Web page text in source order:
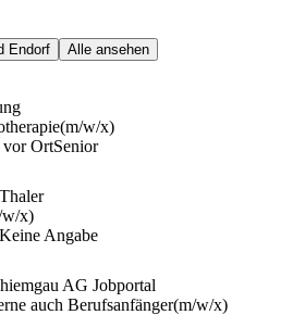
Endorf Alle ansehen
(m/w/x)
vor OrtSenior
w/x)
Keine Angabe
AG Jobportal
auch Berufsanfänger(m/w/x)